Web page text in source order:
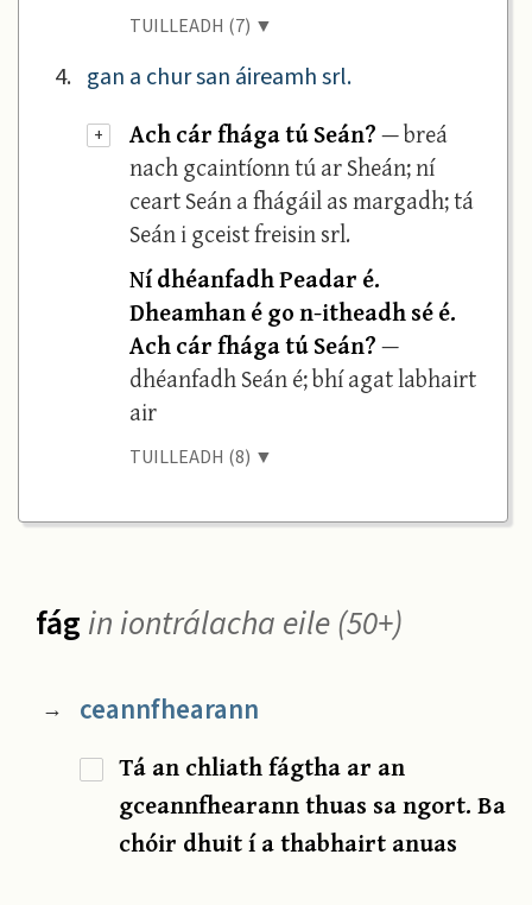
TUILLEADH (7) ▼
4. gan a chur san áireamh srl.
+ Ach cár fhága tú Seán?— breá
nach gcaintíonn tú ar Sheán; ní
ceart Seán a fhágáil as margadh; tá
Seán i gceist freisin srl.
Ní dhéanfadh Peadar é.
Dheamhan é go n-itheadh sé é.
Ach cár fhága tú Seán?—
dhéanfadh Seán é; bhí agat labhairt
air
TUILLEADH (8) ▼
fág in iontrálacha eile (50+)
→ ceannfhearann
Tá an chliath fágtha ar an
gceannfhearann thuas sa ngort. Ba
chóir dhuit í a thabhairt anuas